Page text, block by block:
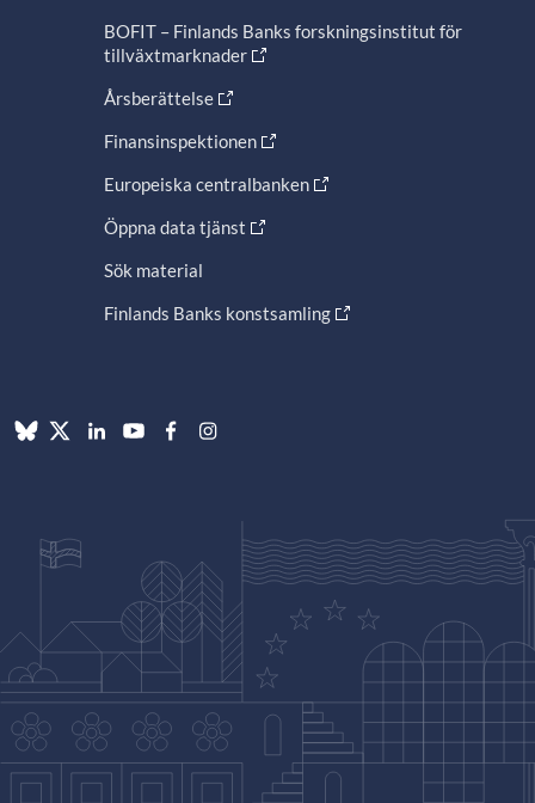
BOFIT – Finlands Banks forskningsinstitut för
tillväxtmarknader
Årsberättelse
Finansinspektionen
Europeiska centralbanken
Öppna data tjänst
Sök material
Finlands Banks konstsamling